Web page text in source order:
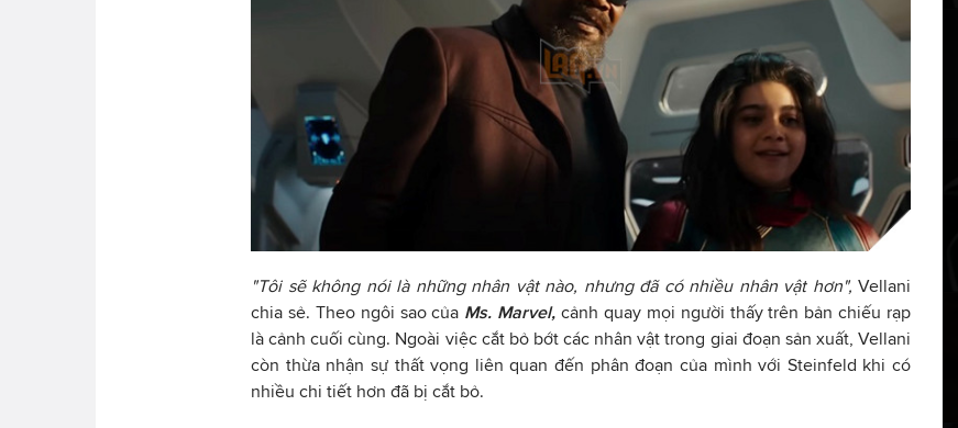
"Tôi sẽ không nói là những nhân vật nào, nhưng đã có nhiều nhân vật hơn", Vellani
chia sẻ. Theo ngôi sao của Ms. Marvel, cảnh quay mọi người thấy trên bản chiếu rạp
là cảnh cuối cùng. Ngoài việc cắt bỏ bớt các nhân vật trong giai đoạn sản xuất, Vellani
còn thừa nhận sự thất vọng liên quan đến phân đoạn của mình với Steinfeld khi có
nhiều chi tiết hơn đã bị cắt bỏ.